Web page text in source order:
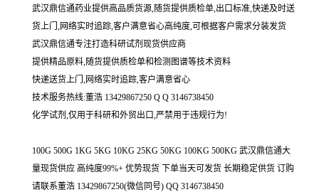
武汉鼎信通药业提供高品质货源,随货提供质检单,出口标准,快递及时送
货上门,网络实时追踪,客户满意省心高纯度,可根据客户需求分装发货
武汉鼎信通专注打造科研试剂现货供应商
提供精品原料,随货提供质检单和检测图谱等技术资料
快递送货上门,网络实时追踪,客户满意省心
技术服务热线:董浩 13429867250 Q Q 3146738450
化学试剂,仅用于科研和外贸出口,严禁用于违规行为!
100G 500G 1KG 5KG 10KG 25KG 50KG 100KG 500KG 武汉鼎信通大
量现货供应 高纯度99%+ 优势现货 下单当天可发货 长期稳定供货 订购
请联系董浩 13429867250(微信同号) QQ 3146738450